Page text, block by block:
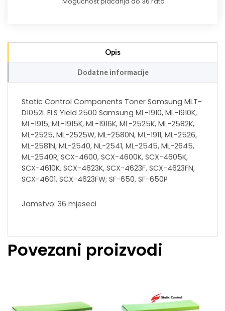
Opis
Dodatne informacije
Static Control Components Toner Samsung MLT-
D1052L ELS Yield 2500 Samsung ML-1910, ML-1910K,
ML-1915, ML-1915K, ML-1916K, ML-2525K, ML-2582K,
ML-2525, ML-2525W, ML-2580N, ML-1911, ML-2526,
ML-2581N, ML-2540, NL-2541, ML-2545, ML-2645,
ML-2540R; SCX-4600, SCX-4600K, SCX-4605K,
SCX-4610K, SCX-4623K, SCX-4623F, SCX-4623FN,
SCX-4601, SCX-4623FW; SF-650, SF-650P
Jamstvo: 36 mjeseci
Povezani proizvodi